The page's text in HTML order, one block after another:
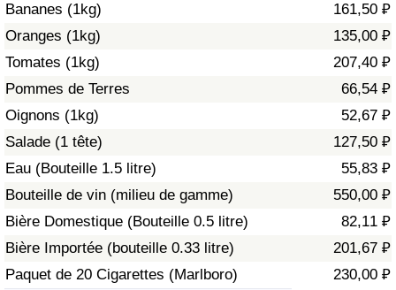
Bananes (1kg)
161,50 ₽
Oranges (1kg)
135,00 ₽
Tomates (1kg)
207,40 ₽
Pommes de Terres
66,54 ₽
Oignons (1kg)
52,67 ₽
Salade (1 tête)
127,50 ₽
Eau (Bouteille 1.5 litre)
55,83 ₽
Bouteille de vin (milieu de gamme)
550,00 ₽
Bière Domestique (Bouteille 0.5 litre)
82,11 ₽
Bière Importée (bouteille 0.33 litre)
201,67 ₽
Paquet de 20 Cigarettes (Marlboro)
230,00 ₽
Indice de pollution
Indice de Pollution par Pays
Trafic
Indice de Trafic
Indice de Trafic (Actuel)
Indice de Trafic par Pays